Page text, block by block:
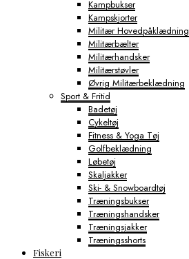
Kampbukser
Kampskjorter
Militær Hovedpåklædning
Militærbælter
Militærhandsker
Militærstøvler
Øvrig Militærbeklædning
Sport & Fritid
Badetøj
Cykeltøj
Fitness & Yoga Tøj
Golfbeklædning
Løbetøj
Skaljakker
Ski- & Snowboardtøj
Træningsbukser
Træningshandsker
Træningsjakker
Træningsshorts
Fiskeri